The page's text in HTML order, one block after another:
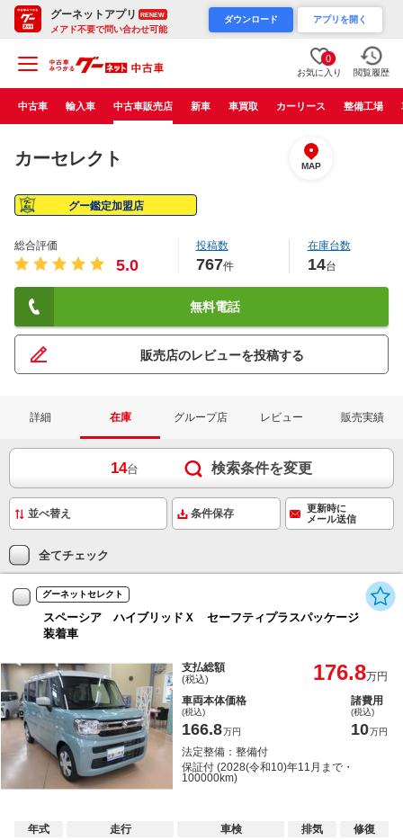
グーネットアプリ RENEW
メアド不要で問い合わせ可能
ダウンロード アプリを開く
0
お気に入り 閲覧履歴
中古車 輸入車 中古車販売店 新車 車買取 カーリース 整備工場
カーセレクト MAP
グー鑑定加盟店
総合評価
5.0
投稿数
767件
在庫台数
14台
無料電話
販売店のレビューを投稿する
詳細 在庫 グループ店 レビュー 販売実績
14台 検索条件を変更
条件保存
更新時に
メール送信
全てチェック
グーネットセレクト
スペーシア ハイブリッドＸ セーフティプラスパッケージ
装着車
支払総額
(税込) 176.8万円
車両本体価格
(税込)
166.8万円
諸費用
(税込)
10万円
法定整備：整備付
保証付 (2028(令和10)年11月まで・
100000km)
年式
走行
車検
排気
修復